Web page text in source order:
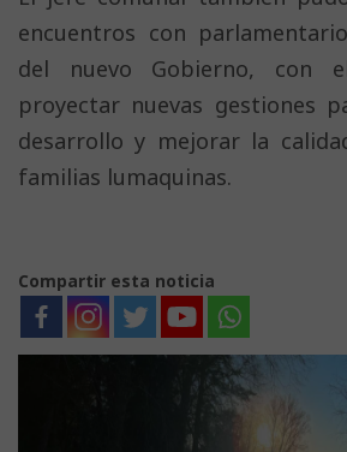
encuentros con
del nuevo Gobierno, con
proyectar nuevas gestiones
desarrollo y mejorar la
familias lumaquinas.
Compartir esta noticia